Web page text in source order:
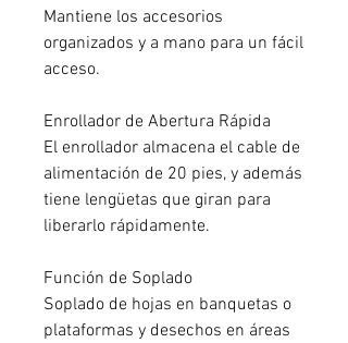
Mantiene los accesorios
organizados y a mano para un fácil
acceso.
Enrollador de Abertura Rápida
El enrollador almacena el cable de
alimentación de 20 pies, y además
tiene lengüetas que giran para
liberarlo rápidamente.
Función de Soplado
Soplado de hojas en banquetas o
plataformas y desechos en áreas